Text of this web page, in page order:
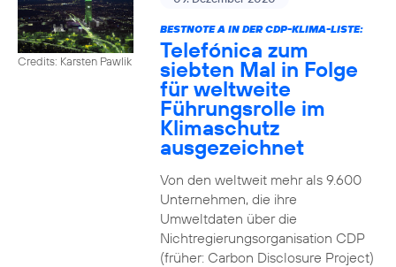
Credits: Karsten Pawlik
BESTNOTE A IN DER CDP-KLIMA-LISTE:
Telefónica zum
siebten Mal in Folge
für weltweite
Führungsrolle im
Klimaschutz
ausgezeichnet
Von den weltweit mehr als 9.600
Unternehmen, die ihre
Umweltdaten über die
Nichtregierungsorganisation CDP
(früher: Carbon Disclosure Project)